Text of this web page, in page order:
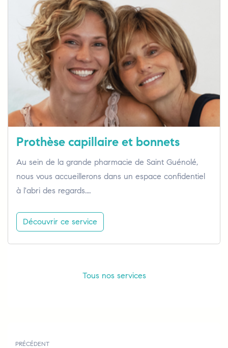
Prothèse capillaire et bonnets
Au sein de la grande pharmacie de Saint Guénolé,
nous vous accueillerons dans un espace confidentiel
à l'abri des regards.…
Découvrir ce service
Tous nos services
PRÉCÉDENT